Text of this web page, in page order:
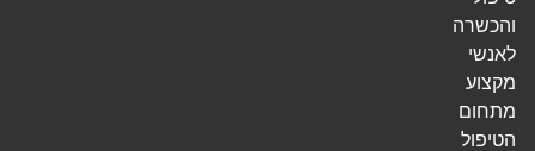
והכשרה
לאנשי
מקצוע
מתחום
הטיפול